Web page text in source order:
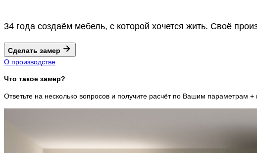
34 года создаём мебель, с которой хочется жить. Своё
Сделать замер
О производстве
Что такое замер?
Ответьте на несколько вопросов и получите расчёт по Вашим параметрам +